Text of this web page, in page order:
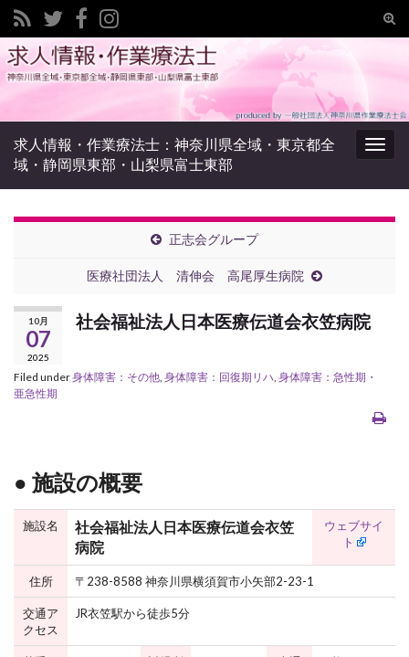
Search for:
求人情報・作業療法士：神奈川県全域・東京都全
域・静岡県東部・山梨県富士東部
正志会グループ
医療社団法人 清伸会 高尾厚生病院
10月
07
2025
社会福祉法人日本医療伝道会衣笠病院
Filed under身体障害：その他, 身体障害：回復期リハ, 身体障害：急性期・
亜急性期
● 施設の概要
施設名
社会福祉法人日本医療伝道会衣笠
病院
ウェブサイ
ト
住所 〒238-8588 神奈川県横須賀市小矢部2-23-1
交通ア
クセス
JR衣笠駅から徒歩5分